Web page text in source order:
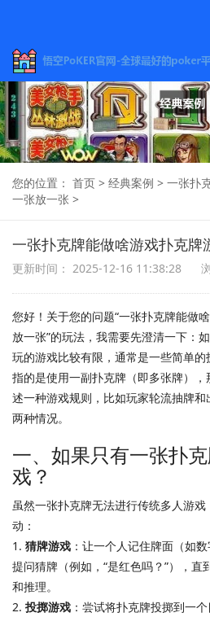
您的位置： 首页 > 经典案例 > 一张扑
一张放一张 >
一张扑克牌能做啥游戏扑克牌
更新时间： 2025-12-16 11:38:28
您好！关于您的问题“一张扑克牌能做
放一张”的玩法，我需要先澄清一下：
玩的游戏比较有限，通常是一些简单
指的是使用一副扑克牌（即多张牌），
述一种游戏规则，比如玩家轮流抽牌
两种情况。
一、如果只有一张扑
戏？
虽然一张扑克牌无法进行传统多人游
动：
1. 猜牌游戏 ：让一个人记住牌面（如
提问猜牌（例如，“是红色吗？”），
和推理。
2. 投掷游戏 ：尝试将扑克牌投掷到一